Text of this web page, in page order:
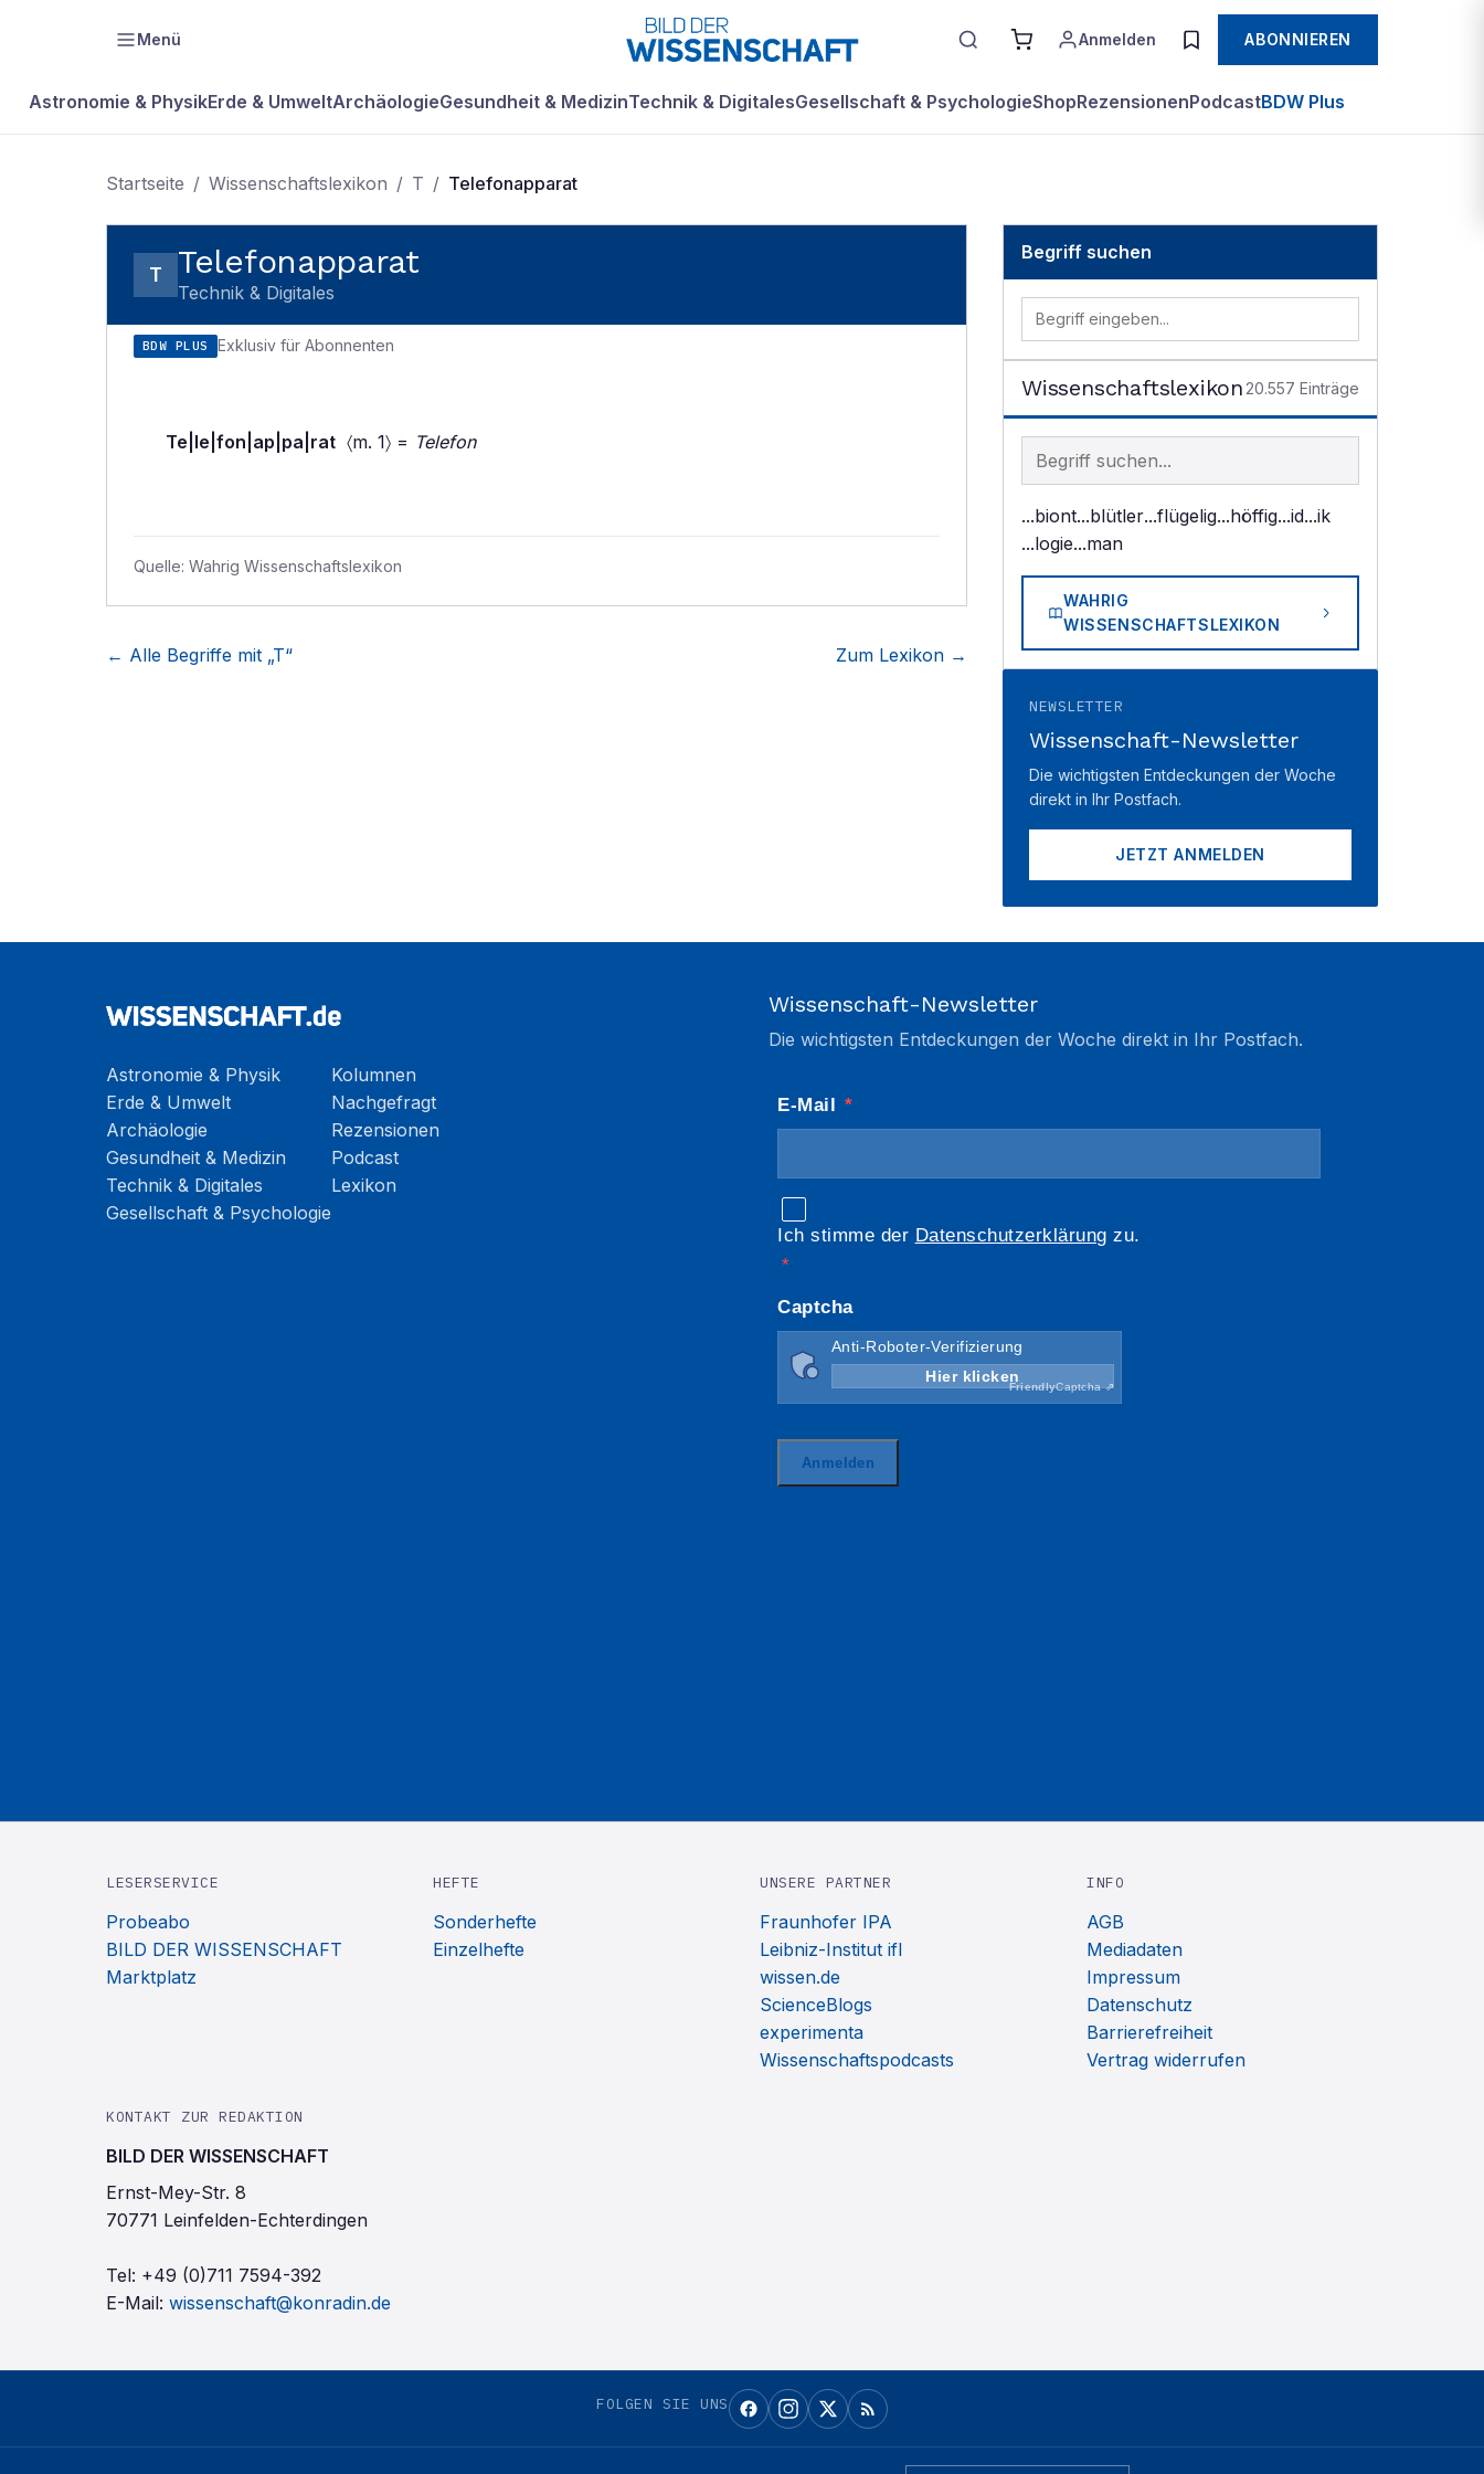
Menü Anmelden ABONNIEREN
Astronomie & PhysikErde & UmweltArchäologieGesundheit & MedizinTechnik & DigitalesGesellschaft & PsychologieShopRezensionenPodcastBDW Plus
Startseite / Wissenschaftslexikon / T / Telefonapparat
T Telefonapparat
Technik & Digitales
BDW PLUS Exklusiv für Abonnenten
Te|le|fon|ap|pa|rat 〈m. 1〉 = Telefon
Quelle: Wahrig Wissenschaftslexikon
← Alle Begriffe mit „T“ Zum Lexikon →
Begriff suchen
Wissenschaftslexikon 20.557 Einträge
Begriff im Lexikon suchen
...biont...blütler...flügelig...höffig...id...ik
...logie...man
WAHRIG
WISSENSCHAFTSLEXIKON
NEWSLETTER
Wissenschaft-Newsletter
Die wichtigsten Entdeckungen der Woche
direkt in Ihr Postfach.
JETZT ANMELDEN
Astronomie & Physik
Erde & Umwelt
Archäologie
Gesundheit & Medizin
Technik & Digitales
Gesellschaft & Psychologie
Kolumnen
Nachgefragt
Rezensionen
Podcast
Lexikon
Wissenschaft-Newsletter
Die wichtigsten Entdeckungen der Woche direkt in Ihr Postfach.
LESERSERVICE
Probeabo
BILD DER WISSENSCHAFT
Marktplatz
HEFTE
Sonderhefte
Einzelhefte
UNSERE PARTNER
Fraunhofer IPA
Leibniz-Institut ifl
wissen.de
ScienceBlogs
experimenta
Wissenschaftspodcasts
INFO
AGB
Mediadaten
Impressum
Datenschutz
Barrierefreiheit
Vertrag widerrufen
KONTAKT ZUR REDAKTION
BILD DER WISSENSCHAFT
Ernst-Mey-Str. 8
70771 Leinfelden-Echterdingen
Tel: +49 (0)711 7594-392
E-Mail: wissenschaft@konradin.de
FOLGEN SIE UNS